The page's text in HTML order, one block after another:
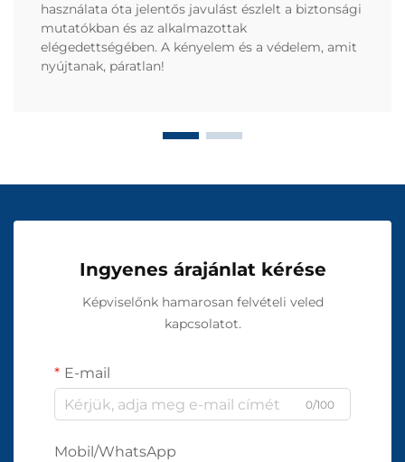
használata óta jelentős javulást észlelt a biztonsági
mutatókban és az alkalmazottak
elégedettségében. A kényelem és a védelem, amit
nyújtanak, páratlan!
Ingyenes árajánlat kérése
Képviselőnk hamarosan felvételi veled
kapcsolatot.
E-mail
0/100
Mobil/WhatsApp